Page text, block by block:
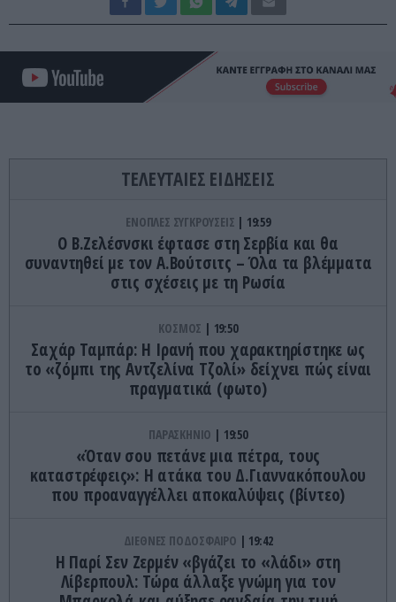
ΤΕΛΕΥΤΑΙΕΣ ΕΙΔΗΣΕΙΣ
ΕΝΟΠΛΕΣ ΣΥΓΚΡΟΥΣΕΙΣ 19:59
Ο Β.Ζελέσνσκι έφτασε στη Σερβία και θα
συναντηθεί με τον Α.Βούτσιτς – Όλα τα βλέμματα
στις σχέσεις με τη Ρωσία
ΚΟΣΜΟΣ 19:50
Σαχάρ Ταμπάρ: Η Ιρανή που χαρακτηρίστηκε ως
το «ζόμπι της Αντζελίνα Τζολί» δείχνει πώς είναι
πραγματικά (φωτο)
ΠΑΡΑΣΚΗΝΙΟ 19:50
«Όταν σου πετάνε μια πέτρα, τους
καταστρέφεις»: Η ατάκα του Δ.Γιαννακόπουλου
που προαναγγέλλει αποκαλύψεις (βίντεο)
ΔΙΕΘΝΕΣ ΠΟΔΟΣΦΑΙΡΟ 19:42
H Παρί Σεν Ζερμέν «βγάζει το «λάδι» στη
Λίβερπουλ: Τώρα άλλαξε γνώμη για τον